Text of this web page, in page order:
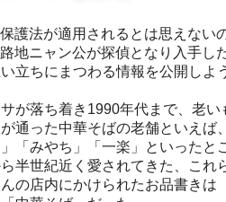
地ニャン公が探偵となり入手し
立ちにまつわる情報を公開しよ
が落ち着き1990年代まで、老い
通った中華そばの老舗といえば、
「みやち」「一楽」といったと
半世紀近く愛されてきた、これ
の店内にかけられたお品書きは